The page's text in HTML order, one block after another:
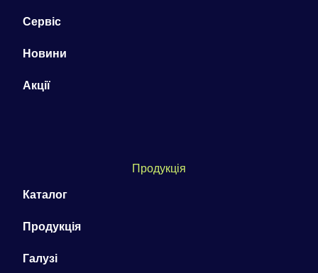
Сервіс
Новини
Акції
Продукція
Каталог
Продукція
Галузі